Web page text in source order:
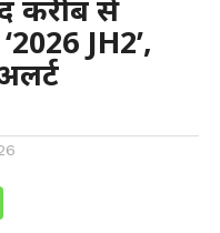
करीब से
JH2’,